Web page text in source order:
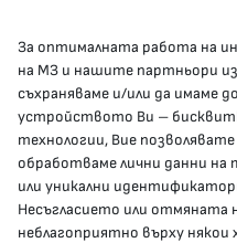
КОНТАКТИ
гр.София, 1000, пл.
За оптималната работа на
на МЗ и нашите партньори
съхраняваме и/или да имаме
устройството Ви –
технологии, Вие
обработваме лични данни
или уникални
Несъгласието или отмяната
неблагоприятно върху